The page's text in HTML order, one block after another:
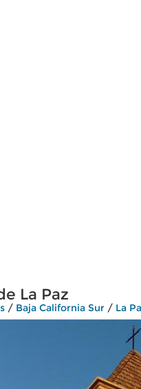
La Paz
/ Baja California Sur / La